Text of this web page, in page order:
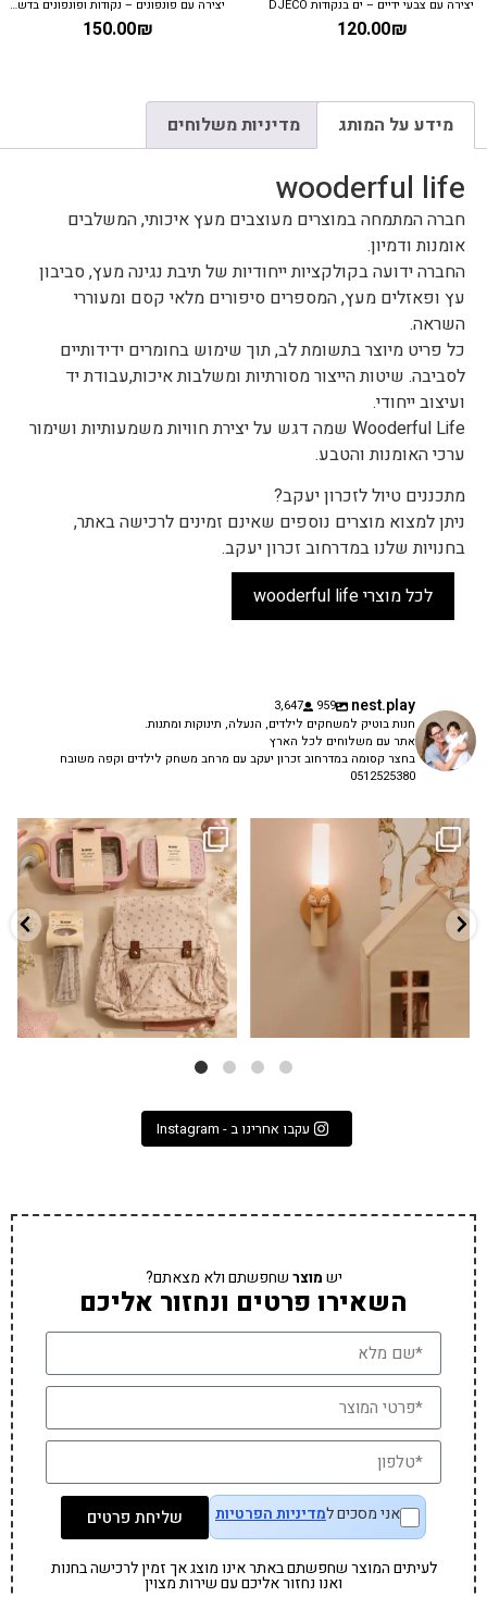
יצירה עם צבעי ידיים – ים בנקודות DJECO
120.00₪
יצירה עם פונפונים – נקודות ופונפונים בדשא DJECO
150.00₪
מידע על המותג מדיניות משלוחים
wooderful life
חברה המתמחה במוצרים מעוצבים מעץ איכותי, המשלבים
אומנות ודמיון.
החברה ידועה בקולקציות ייחודיות של תיבת נגינה מעץ, סביבון
עץ ופאזלים מעץ, המספרים סיפורים מלאי קסם ומעוררי
השראה.
כל פריט מיוצר בתשומת לב, תוך שימוש בחומרים ידידותיים
לסביבה. שיטות הייצור מסורתיות ומשלבות איכות,עבודת יד
ועיצוב ייחודי.
Wooderful Life שמה דגש על יצירת חוויות משמעותיות ושימור
ערכי האומנות והטבע.
מתכננים טיול לזכרון יעקב?
ניתן למצוא מוצרים נוספים שאינם זמינים לרכישה באתר,
בחנויות שלנו במדרחוב זכרון יעקב.
לכל מוצרי wooderful life
nest.play
959
3,647
חנות בוטיק למשחקים לילדים, הנעלה, תינוקות ומתנות.
אתר עם משלוחים לכל הארץ
בחצר קסומה במדרחוב זכרון יעקב עם מרחב משחק לילדים וקפה משובח
0512525380
✨ חוזרים למסגרת בסטייל! ✨
הקולקציה החדשה...
9 4
גם פריט עיצובי לחדר, גם מנורת לילה
...
3 0
עקבו אחרינו ב - Instagram
ישמוצרשחפשתם ולא מצאתם?
השאירו פרטים ונחזור אליכם
אני מסכים למדיניות הפרטיות שליחת פרטים
לעיתים המוצר שחפשתם באתר אינו מוצג אך זמין לרכישה בחנות
ואנו נחזור אליכם עם שירות מצוין